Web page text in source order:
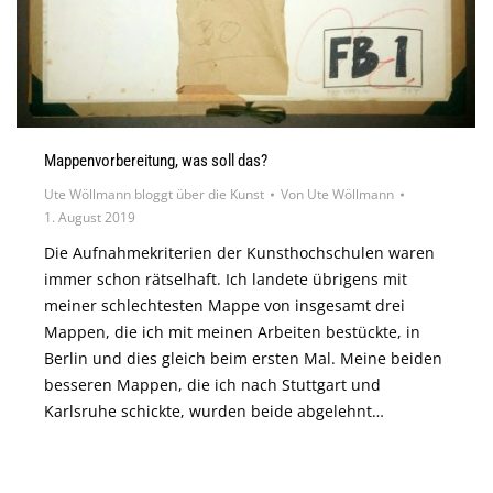
Mappenvorbereitung, was soll das?
Ute Wöllmann bloggt über die Kunst Von Ute Wöllmann
1. August 2019
Die Aufnahmekriterien der Kunsthochschulen waren
immer schon rätselhaft. Ich landete übrigens mit
meiner schlechtesten Mappe von insgesamt drei
Mappen, die ich mit meinen Arbeiten bestückte, in
Berlin und dies gleich beim ersten Mal. Meine beiden
besseren Mappen, die ich nach Stuttgart und
Karlsruhe schickte, wurden beide abgelehnt…